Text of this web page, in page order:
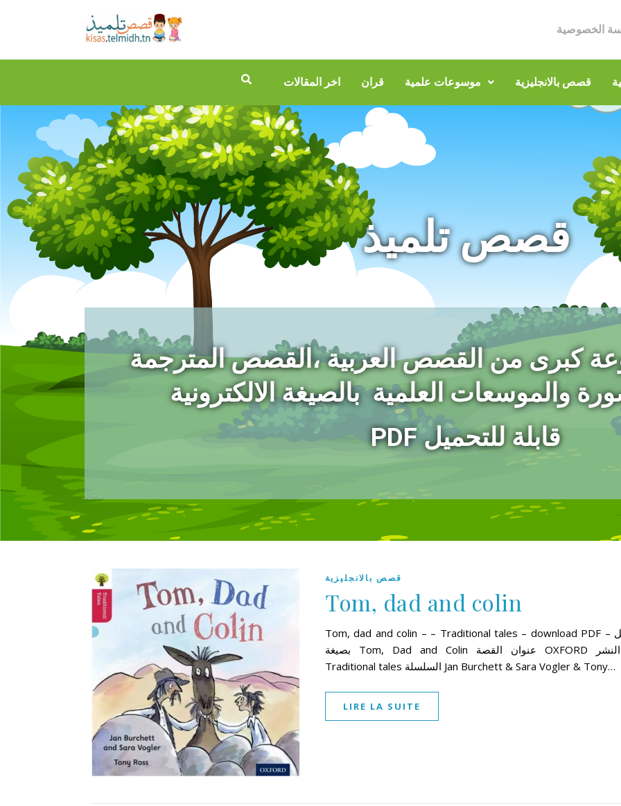
الخصوصية
اخر المقالات قران موسوعات علمية قصص بالانجليزية
قصص تلميذ
كبرى من القصص العربية ،القصص المترجمة
والموسعات العلمية بالصيغة الالكترونية
PDF قابلة للتحميل
قصص بالانجليزية
Tom, dad and colin
Tom, dad and colin – – Traditional tales – download PDF – تحميل
بصيغة Tom, Dad and Colin عنوان القصة OXFORD دار النشر
Traditional tales السلسلة Jan Burchett & Sara Vogler & Tony…
LIRE LA SUITE